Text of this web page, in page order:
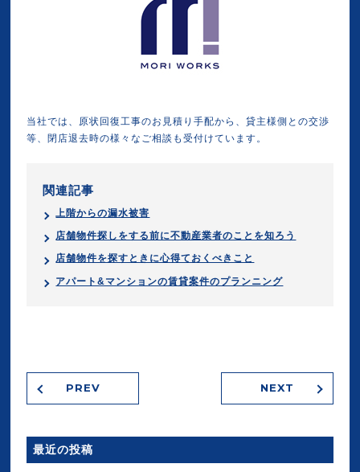
当社では、原状回復工事のお見積り手配から、貸主様側との交渉
等、閉店退去時の様々なご相談も受付けています。
関連記事
上階からの漏水被害
店舗物件探しをする前に不動産業者のことを知ろう
店舗物件を探すときに心得ておくべきこと
アパート&マンションの賃貸案件のプランニング
PREV NEXT
最近の投稿